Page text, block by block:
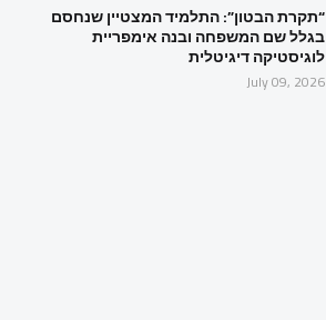
“תקרת הבטון”: התלמיד המצטיין שנחסם
בגלל שם המשפחה ובנה אימפריית
לוגיסטיקה דיגיטלית
July 09, 2026